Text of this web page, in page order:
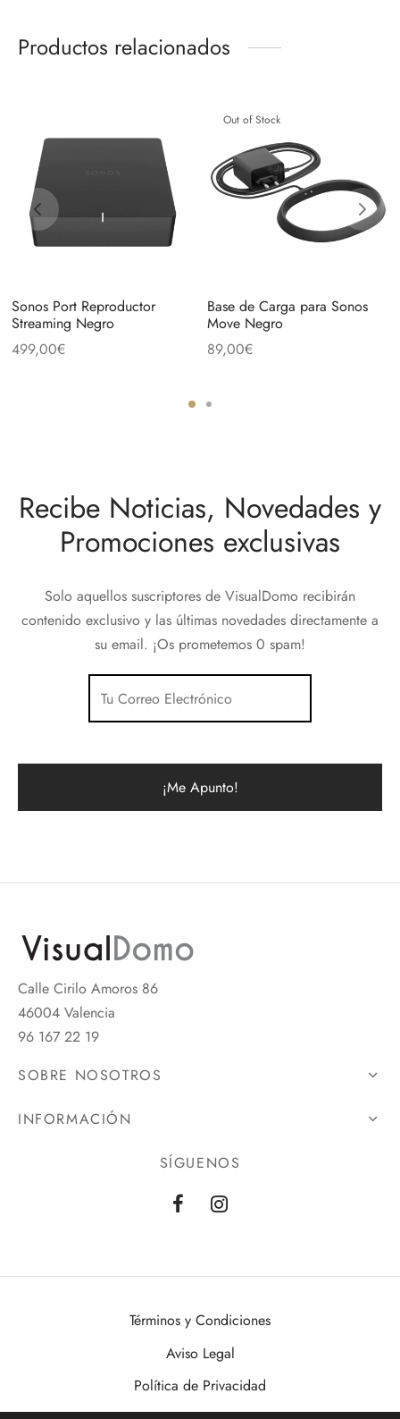
Productos relacionados
Sonos Port Reproductor
Streaming Negro
499,00€
Out of Stock
Base de Carga para Sonos
Move Negro
89,00€
Recibe Noticias, Novedades y
Promociones exclusivas
Solo aquellos suscriptores de VisualDomo recibirán
contenido exclusivo y las últimas novedades directamente a
su email. ¡Os prometemos 0 spam!
Calle Cirilo Amoros 86
46004 Valencia
96 167 22 19
SOBRE NOSOTROS
INFORMACIÓN
SÍGUENOS
Términos y Condiciones
Aviso Legal
Política de Privacidad